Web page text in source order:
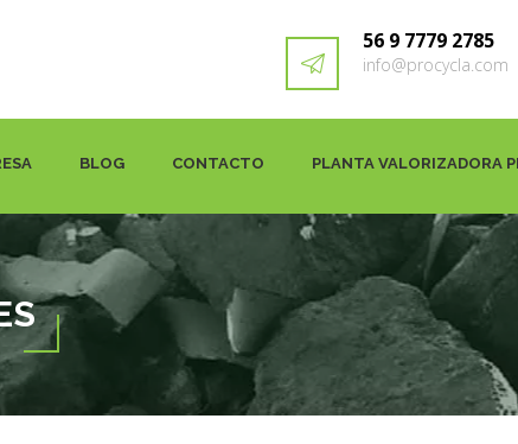
56 9 7779 2785
info@procycla.com
BLOG CONTACTO PLANTA VALORIZADORA